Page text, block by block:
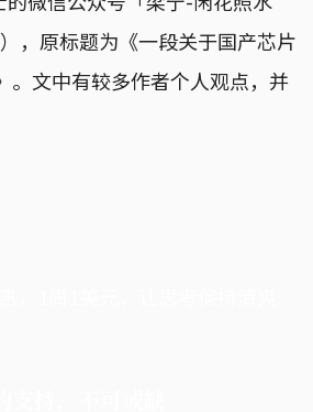
，原标题为《一段关于国产芯片
。文中有较多作者个人观点，并